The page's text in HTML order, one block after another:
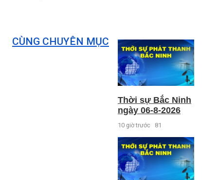
CÙNG CHUYÊN MỤC
Thời sự Bắc Ninh
ngày 06-8-2026
10 giờ trước 81